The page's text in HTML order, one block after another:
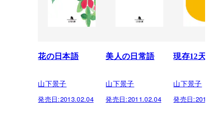
花の日本語
山下景子
発売日:2013.02.04
美人の日常語
山下景子
発売日:2011.02.04
現存12天守閣
山下景子
発売日: